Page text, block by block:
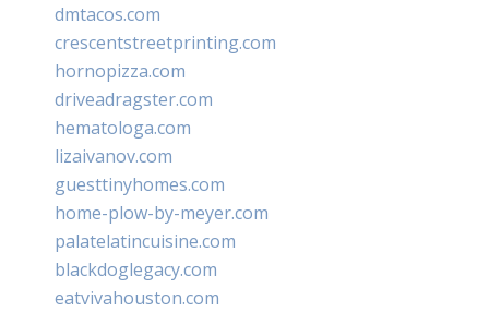
dmtacos.com
crescentstreetprinting.com
hornopizza.com
driveadragster.com
hematologa.com
lizaivanov.com
guesttinyhomes.com
home-plow-by-meyer.com
palatelatincuisine.com
blackdoglegacy.com
eatvivahouston.com